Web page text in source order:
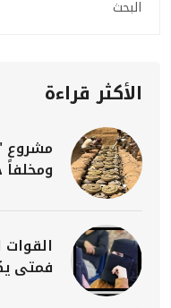
الأكثر قراءة
فمتى